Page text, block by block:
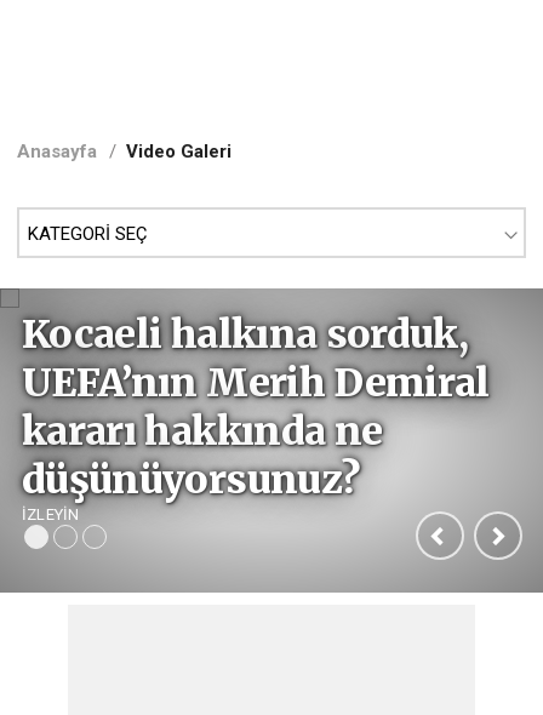
Anasayfa / Video Galeri
Kocaeli halkına sorduk,
UEFA’nın Merih Demiral
kararı hakkında ne
düşünüyorsunuz?
İZLEYİN